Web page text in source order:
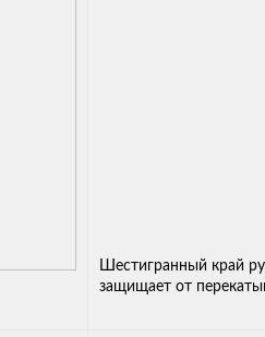
Шестигранный край
защищает от